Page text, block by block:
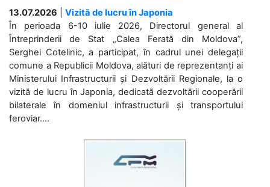
13.07.2026
Vizită de lucru în Japonia
În perioada 6-10 iulie 2026, Directorul general al
Întreprinderii de Stat „Calea Ferată din Moldova”,
Serghei Cotelinic, a participat, în cadrul unei delegații
comune a Republicii Moldova, alături de reprezentanți ai
Ministerului Infrastructurii și Dezvoltării Regionale, la o
vizită de lucru în Japonia, dedicată dezvoltării cooperării
bilaterale în domeniul infrastructurii și transportului
feroviar....